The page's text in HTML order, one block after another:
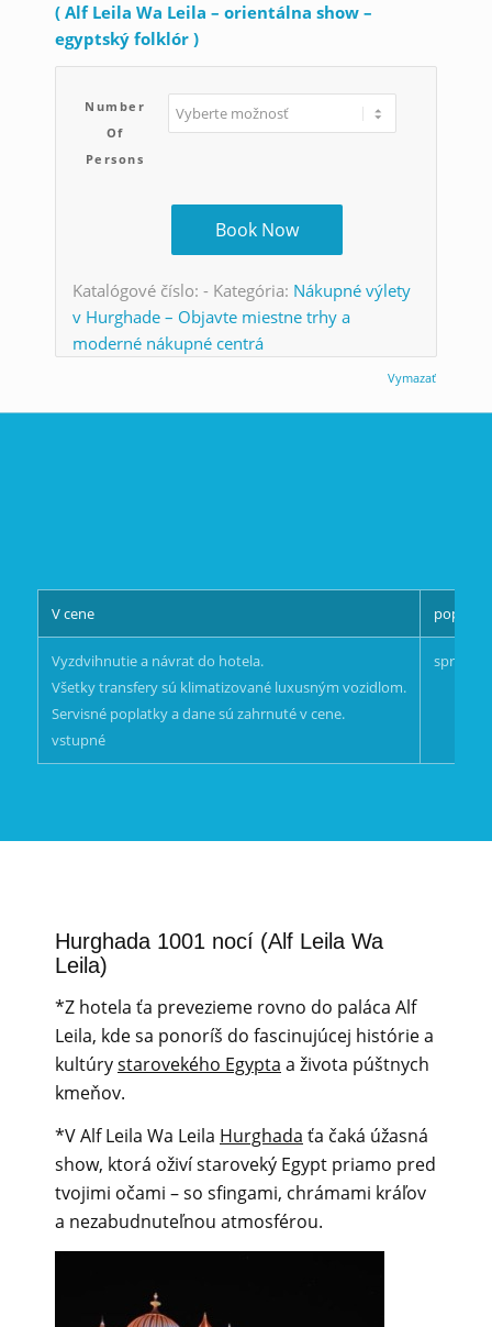
( Alf Leila Wa Leila – orientálna show –
egyptský folklór )
Number
Of
Persons
Vymazať
Book Now
Katalógové číslo: - Kategória: Nákupné výlety
v Hurghade – Objavte miestne trhy a
moderné nákupné centrá
V cene poplatok
Vyzdvihnutie a návrat do hotela.
Všetky transfery sú klimatizované luxusným vozidlom.
Servisné poplatky a dane sú zahrnuté v cene.
vstupné
Hurghada 1001 nocí (Alf Leila Wa
Leila)
*Z hotela ťa prevezieme rovno do paláca Alf
Leila, kde sa ponoríš do fascinujúcej histórie a
kultúrystarovekého Egypta a života púštnych
kmeňov.
*V Alf Leila Wa Leila Hurghada ťa čaká úžasná
show, ktorá oživí staroveký Egypt priamo pred
tvojimi očami – so sfingami, chrámami kráľov
a nezabudnuteľnou atmosférou.